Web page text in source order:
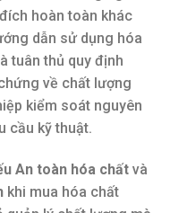
hoàn toàn khác
dẫn sử dụng hóa
tuân thủ quy định
về chất lượng
kiểm soát nguyên
cầu kỹ thuật.
An toàn hóa chất và
khi mua hóa chất